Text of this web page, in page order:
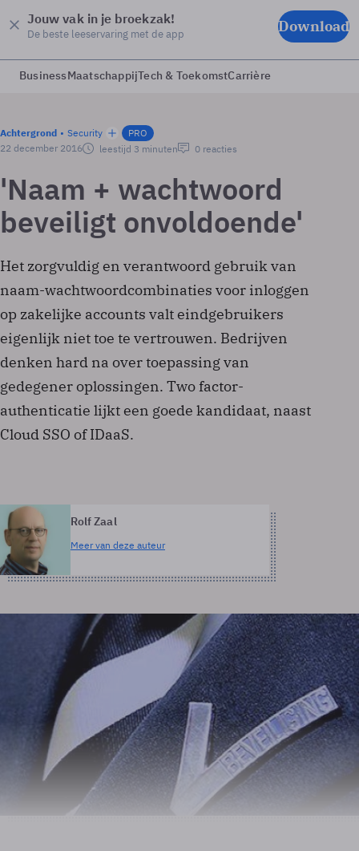
Jouw vak in je broekzak!
De beste leeservaring met de app Download
BusinessMaatschappijTech & ToekomstCarrière
Achtergrond Security
PRO
22 december 2016
leestijd 3 minuten 0 reacties
'Naam + wachtwoord
beveiligt onvoldoende'
Het zorgvuldig en verantwoord gebruik van
naam-wachtwoordcombinaties voor inloggen
op zakelijke accounts valt eindgebruikers
eigenlijk niet toe te vertrouwen. Bedrijven
denken hard na over toepassing van
gedegener oplossingen. Two factor-
authenticatie lijkt een goede kandidaat, naast
Cloud SSO of IDaaS.
Rolf Zaal
Meer van deze auteur